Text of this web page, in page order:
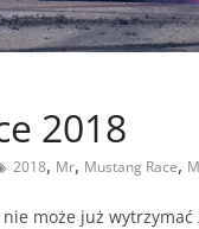
2018
2018, Mr, Mustang Race,
może już